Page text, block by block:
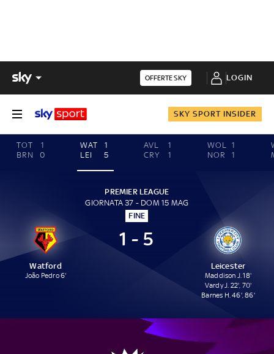
OFFERTE SKY LOGIN
SKY SPORT INSIDER
TOT
1
BRN
0
WAT
1
LEI
5
AVL
1
CRY
1
WOL
1
NOR
1
PREMIER LEAGUE
GIORNATA 37 - DOM 15 MAG
FINE
Watford
João Pedro 6'
1 - 5
Leicester
Maddison J. 18'
Vardy J. 22', 70'
Barnes H. 46', 86'